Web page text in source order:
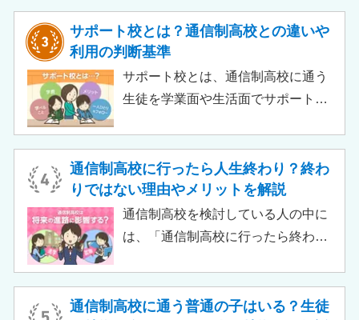
のではないでしょうか。 結論とし
て、通信制高校に通っているからと
いって大学進学に不利になることは
ありません。中には、大学進学を想
格実績を豊富にもつ学校もありま
す。
サポート校とは？通信制高校との違いや
利用の判断基準
サポート校とは、通信制高校に通う
生徒を学業面や生活面でサポートす
め、サポート校のみでは高卒資格を
取得できません。 ただし、個別の学
習指導やスクールカウンセラーによ
る生活面での相談など手厚い支援が
でしょう。 この記事では、サポート
通信制高校に行ったら人生終わり？終わ
りではない理由やメリットを解説
通信制高校を検討している人の中に
は、「通信制高校に行ったら終わ
がある人もいるのではないでしょう
通信制高校に通う普通の子はいる？生徒